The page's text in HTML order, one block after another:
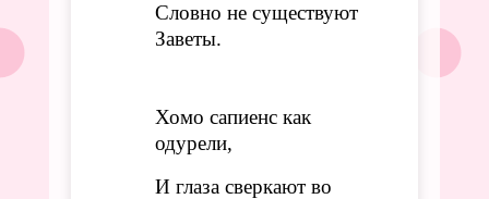
Словно не существуют
Заветы.
Хомо сапиенс как
одурели,
И глаза сверкают во